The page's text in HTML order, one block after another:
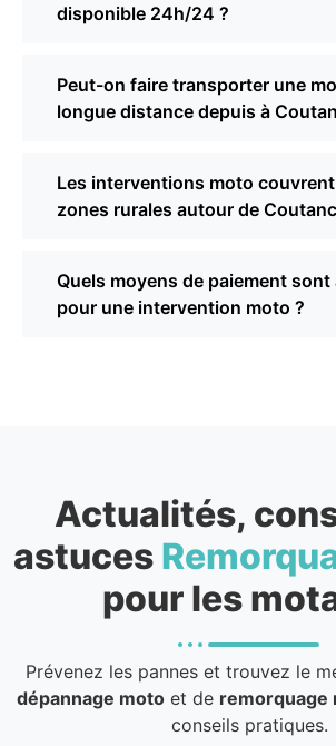
disponible 24h/24 ?
Peut-on faire transporter une
longue distance depuis à
Les interventions moto
zones rurales autour de
Quels moyens de paiement sont
pour une intervention moto ?
Actualités,
astuces
pour les
Prévenez les pannes et trouvez le
dépannage motoet de remorquage
conseils pratiques.